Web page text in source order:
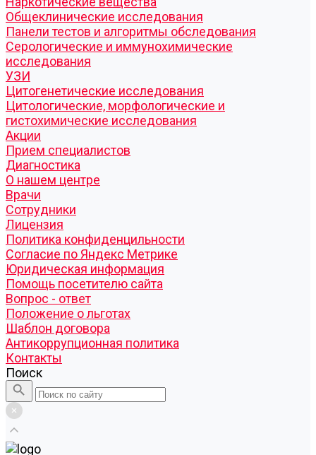
Общеклинические исследования
Панели тестов и алгоритмы обследования
Серологические и иммунохимические
исследования
УЗИ
Цитогенетические исследования
Цитологические, морфологические и
гистохимические исследования
Акции
Прием специалистов
Диагностика
О нашем центре
Врачи
Сотрудники
Лицензия
Политика конфиденцильности
Согласие по Яндекс Метрике
Юридическая информация
Помощь посетителю сайта
Вопрос - ответ
Положение о льготах
Шаблон договора
Антикоррупционная политика
Контакты
Поиск